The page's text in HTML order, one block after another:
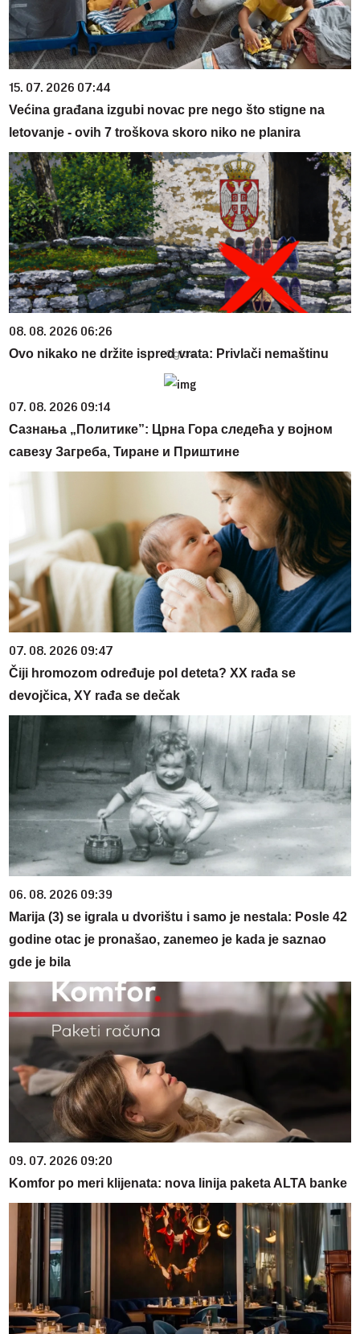
15. 07. 2026 07:44
Većina građana izgubi novac pre nego što stigne na
letovanje - ovih 7 troškova skoro niko ne planira
08. 08. 2026 06:26
Ovo nikako ne držite ispred vrata: Privlači nemaštinu
07. 08. 2026 09:14
Сазнања „Политике”: Црна Гора следећа у војном
савезу Загреба, Тиране и Приштине
07. 08. 2026 09:47
Čiji hromozom određuje pol deteta? XX rađa se
devojčica, XY rađa se dečak
06. 08. 2026 09:39
Marija (3) se igrala u dvorištu i samo je nestala: Posle 42
godine otac je pronašao, zanemeo je kada je saznao
gde je bila
09. 07. 2026 09:20
Komfor po meri klijenata: nova linija paketa ALTA banke